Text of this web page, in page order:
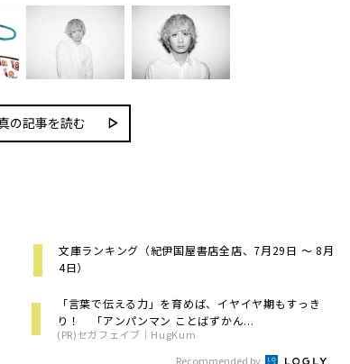
の記事を読む
文庫ランキング（紀伊国屋書店全店、7月29日 ～ 8月
4日）
「言葉で伝える力」を育めば、イヤイヤ期もすっき
り！ 「アンパンマン ことばずかん...
(PR)セガフェイブ｜HugKum
Recommended by